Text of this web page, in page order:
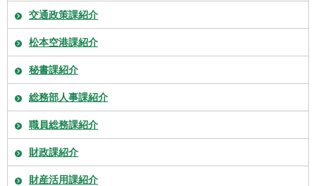
交通政策課紹介
松本空港課紹介
秘書課紹介
総務部人事課紹介
職員総務課紹介
財政課紹介
財産活用課紹介